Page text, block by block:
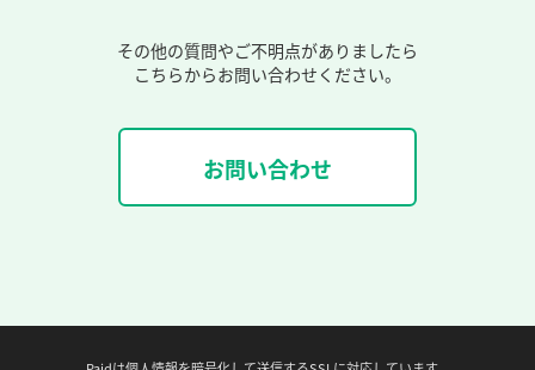
その他の質問やご不明点がありましたら
こちらからお問い合わせください。
お問い合わせ